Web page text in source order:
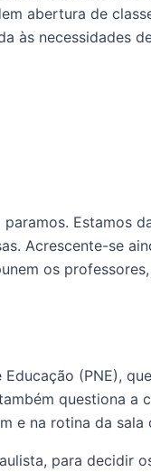
abertura de
às necessidades
Estamos
Acrescente-se
os
(PNE),
questiona a
e na rotina da sala
para decidir